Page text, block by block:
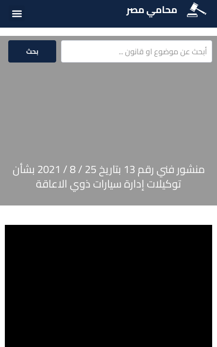
محامي مصر
بحث
منشور فني رقم 13 بتاريخ 25 / 8 / 2021 بشأن
توكيلات إدارة سيارات ذوي الاعاقة